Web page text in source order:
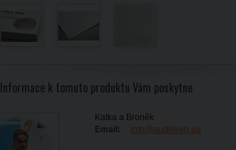
Informace k tomuto produktu Vám poskytne
Katka a Broněk
info@auditweb.eu
Email: